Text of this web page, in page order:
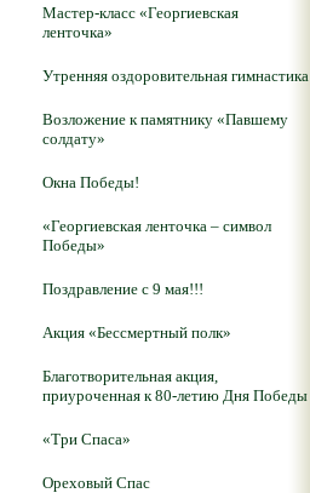
Мастер-класс «Георгиевская
ленточка»
Утренняя оздоровительная гимнастика
Возложение к памятнику «Павшему
солдату»
Окна Победы!
«Георгиевская ленточка – символ
Победы»
Поздравление с 9 мая!!!
Акция «Бессмертный полк»
Благотворительная акция,
приуроченная к 80-летию Дня Победы
«Три Спаса»
Ореховый Спас